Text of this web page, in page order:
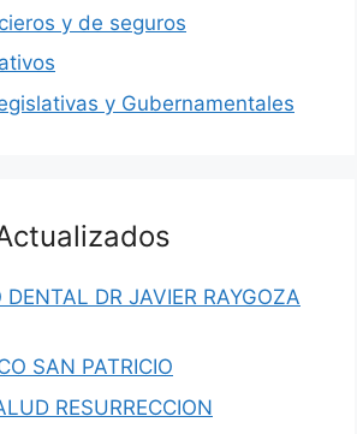
y de seguros
y Gubernamentales
DENTAL DR JAVIER RAYGOZA
SAN PATRICIO
RESURRECCION